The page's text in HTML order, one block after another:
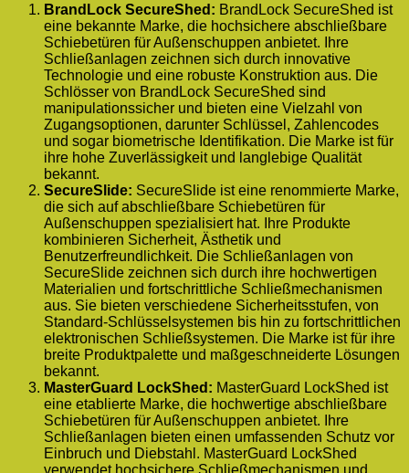
BrandLock SecureShed: BrandLock SecureShed ist
eine bekannte Marke, die hochsichere abschließbare
Schiebetüren für Außenschuppen anbietet. Ihre
Schließanlagen zeichnen sich durch innovative
Technologie und eine robuste Konstruktion aus. Die
Schlösser von BrandLock SecureShed sind
manipulationssicher und bieten eine Vielzahl von
Zugangsoptionen, darunter Schlüssel, Zahlencodes
und sogar biometrische Identifikation. Die Marke ist für
ihre hohe Zuverlässigkeit und langlebige Qualität
bekannt.
SecureSlide: SecureSlide ist eine renommierte Marke,
die sich auf abschließbare Schiebetüren für
Außenschuppen spezialisiert hat. Ihre Produkte
kombinieren Sicherheit, Ästhetik und
Benutzerfreundlichkeit. Die Schließanlagen von
SecureSlide zeichnen sich durch ihre hochwertigen
Materialien und fortschrittliche Schließmechanismen
aus. Sie bieten verschiedene Sicherheitsstufen, von
Standard-Schlüsselsystemen bis hin zu fortschrittlichen
elektronischen Schließsystemen. Die Marke ist für ihre
breite Produktpalette und maßgeschneiderte Lösungen
bekannt.
MasterGuard LockShed: MasterGuard LockShed ist
eine etablierte Marke, die hochwertige abschließbare
Schiebetüren für Außenschuppen anbietet. Ihre
Schließanlagen bieten einen umfassenden Schutz vor
Einbruch und Diebstahl. MasterGuard LockShed
verwendet hochsichere Schließmechanismen und